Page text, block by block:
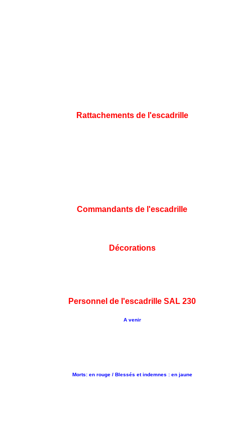
Rattachements de l'escadrille
Commandants de l'escadrille
Décorations
Personnel de l'escadrille SAL 230
A venir
Morts: en rouge / Blessés et indemnes : en jaune